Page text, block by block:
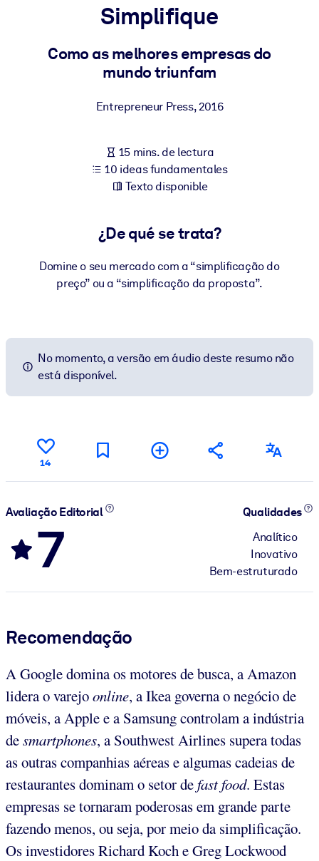
Para LMS/LXP
Integre conocimientos verificados y breves en su LMS/LXP para
Para bibliotecas corporativas
empresariales confiables y listos para usar.
Para sistemas de IA
Simplifique
Como as melhores empresas do
mundo triunfam
Entrepreneur Press,2016
15 mins. de lectura
10 ideas fundamentales
Texto disponible
¿De qué se trata?
Domine o seu mercado com a “simplificação do
preço” ou a “simplificação da proposta”.
No momento, a versão em áudio deste resumo não
está disponível.
14
Avaliação Editorial
7
Qualidades
Analítico
Inovativo
Bem-estruturado
Recomendação
A Google domina os motores de busca, a Amazon
lidera o varejoonline, a Ikea governa o negócio de
móveis, a Apple e a Samsung controlam a indústria
desmartphones, a Southwest Airlines supera todas
as outras companhias aéreas e algumas cadeias de
restaurantes dominam o setor defast food. Estas
empresas se tornaram poderosas em grande parte
fazendo menos, ou seja, por meio da simplificação.
Os investidores Richard Koch e Greg Lockwood